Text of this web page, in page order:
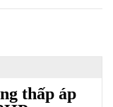
thấp áp